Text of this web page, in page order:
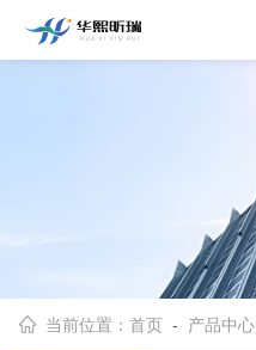
当前位置：首页 - 产品中心